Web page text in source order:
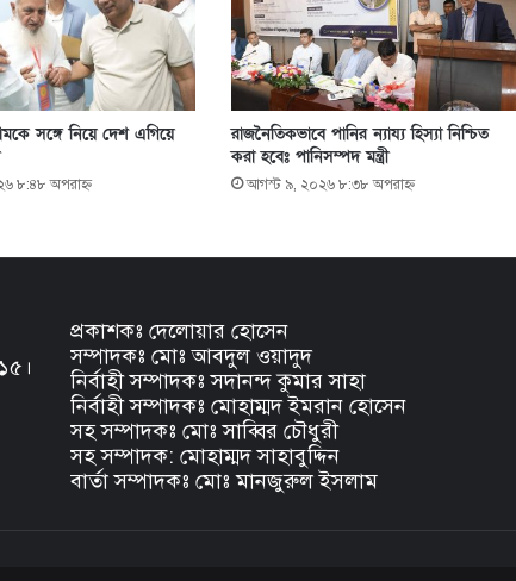
সঙ্গে নিয়ে দেশ এগিয়ে
৮:৪৮ অপরাহ্ণ
রাজনৈতিকভাবে পানির ন্যায্য হিস্যা নিশ্চিত
করা হবেঃ পানিসম্পদ মন্ত্রী
আগস্ট ৯, ২০২৬ ৮:৩৮ অপরাহ্ণ
প্রকাশকঃ দেলোয়ার হোসেন
সম্পাদকঃ মোঃ আবদুল ওয়াদুদ
নির্বাহী সম্পাদকঃ সদানন্দ কুমার সাহা
নির্বাহী সম্পাদকঃ মোহাম্মদ ইমরান হোসেন
সহ সম্পাদকঃ মোঃ সাব্বির চৌধুরী
সহ সম্পাদক: মোহাম্মদ সাহাবুদ্দিন
বার্তা সম্পাদকঃ মোঃ মানজুরুল ইসলাম